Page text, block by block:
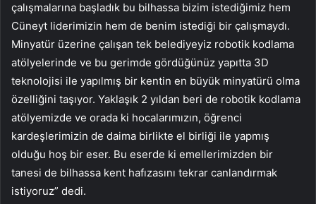
çalışmalarına başladık bu bilhassa bizim istediğimiz hem
Cüneyt liderimizin hem de benim istediği bir çalışmaydı.
Minyatür üzerine çalışan tek belediyeyiz robotik kodlama
atölyelerinde ve bu gerimde gördüğünüz yapıtta 3D
teknolojisi ile yapılmış bir kentin en büyük minyatürü olma
özelliğini taşıyor. Yaklaşık 2 yıldan beri de robotik kodlama
atölyemizde ve orada ki hocalarımızın, öğrenci
kardeşlerimizin de daima birlikte el birliği ile yapmış
olduğu hoş bir eser. Bu eserde ki emellerimizden bir
tanesi de bilhassa kent hafızasını tekrar canlandırmak
istiyoruz” dedi.